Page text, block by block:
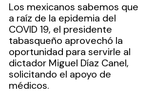
Los mexicanos sabemos que
a raíz de la epidemia del
COVID 19, el presidente
tabasqueño aprovechó la
oportunidad para servirle al
dictador Miguel Díaz Canel,
solicitando el apoyo de
médicos.